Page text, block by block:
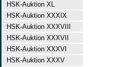
HSK-Auktion XL
HSK-Auktion XXXIX
HSK-Auktion XXXVIII
HSK-Auktion XXXVII
HSK-Auktion XXXVI
HSK-Auktion XXXV